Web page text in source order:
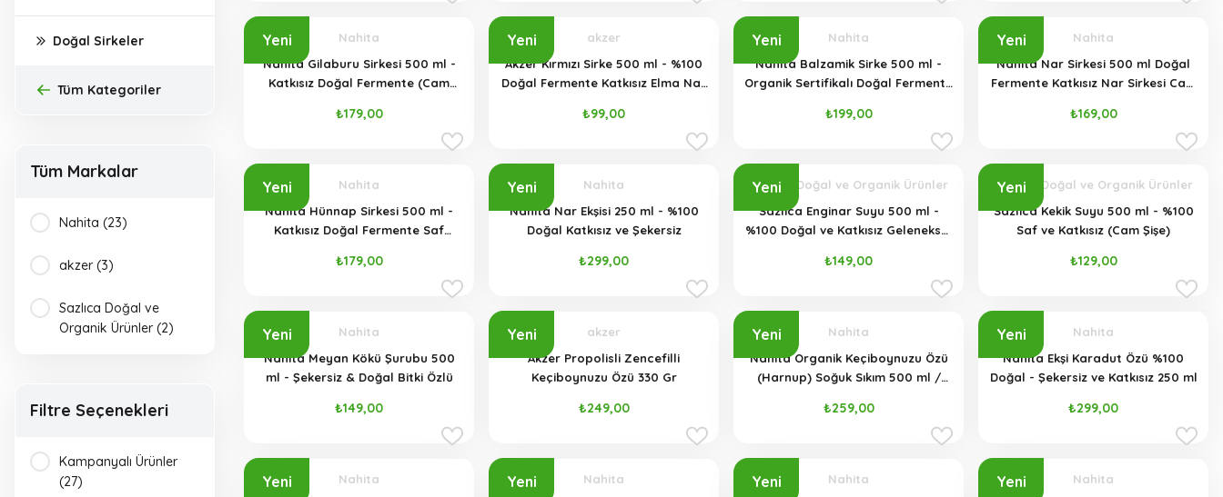
Doğal Sirkeler
Tüm Kategoriler
Tüm Markalar
Nahita (23)
akzer (3)
Sazlıca Doğal ve
Organik Ürünler (2)
Filtre Seçenekleri
Kampanyalı Ürünler
(27)
Yeni
Nahita
Nahita Gilaburu Sirkesi 500 ml -
Katkısız Doğal Fermente (Cam
₺179,00
Yeni
akzer
Akzer Kırmızı Sirke 500 ml - %100
Doğal Fermente Katkısız Elma Nar
₺99,00
Yeni
Nahita
Nahita Balzamik Sirke 500 ml -
Organik Sertifikalı Doğal Fermente
₺199,00
Yeni
Nahita
Nahita Nar Sirkesi 500 ml Doğal
Fermente Katkısız Nar Sirkesi Cam
₺169,00
Yeni
Nahita
Nahita Hünnap Sirkesi 500 ml -
Katkısız Doğal Fermente Saf
₺179,00
Yeni
Nahita
Nahita Nar Ekşisi 250 ml - %100
Doğal Katkısız ve Şekersiz
₺299,00
Yeni
Sazlıca Doğal ve Organik Ürünler
Sazlıca Enginar Suyu 500 ml -
%100 Doğal ve Katkısız Geleneksel
₺149,00
Yeni
Sazlıca Doğal ve Organik Ürünler
Sazlıca Kekik Suyu 500 ml - %100
Saf ve Katkısız (Cam Şişe)
₺129,00
Yeni
Nahita
Nahita Meyan Kökü Şurubu 500
ml - Şekersiz & Doğal Bitki Özlü
₺149,00
Yeni
akzer
Akzer Propolisli Zencefilli
Keçiboynuzu Özü 330 Gr
₺249,00
Yeni
Nahita
Nahita Organik Keçiboynuzu Özü
(Harnup) Soğuk Sıkım 500 ml /
₺259,00
Yeni
Nahita
Nahita Ekşi Karadut Özü %100
Doğal - Şekersiz ve Katkısız 250 ml
₺299,00
Yeni
Nahita
Yeni
Nahita
Yeni
Nahita
Yeni
Nahita